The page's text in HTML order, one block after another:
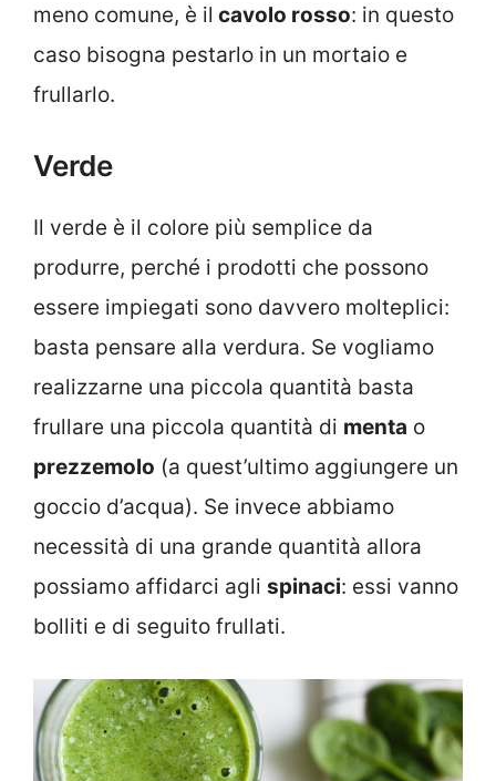
meno comune, è il cavolo rosso: in questo
caso bisogna pestarlo in un mortaio e
frullarlo.
Verde
Il verde è il colore più semplice da
produrre, perché i prodotti che possono
essere impiegati sono davvero molteplici:
basta pensare alla verdura. Se vogliamo
realizzarne una piccola quantità basta
frullare una piccola quantità di menta o
prezzemolo (a quest’ultimo aggiungere un
goccio d’acqua). Se invece abbiamo
necessità di una grande quantità allora
possiamo affidarci agli spinaci: essi vanno
bolliti e di seguito frullati.